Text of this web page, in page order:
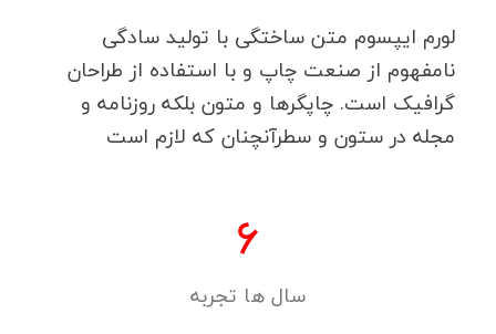
لورم ایپسوم متن ساختگی با تولید سادگی
نامفهوم از صنعت چاپ و با استفاده از طراحان
گرافیک است. چاپگرها و متون بلکه روزنامه و
مجله در ستون و سطرآنچنان که لازم است
9
سال ها تجربه